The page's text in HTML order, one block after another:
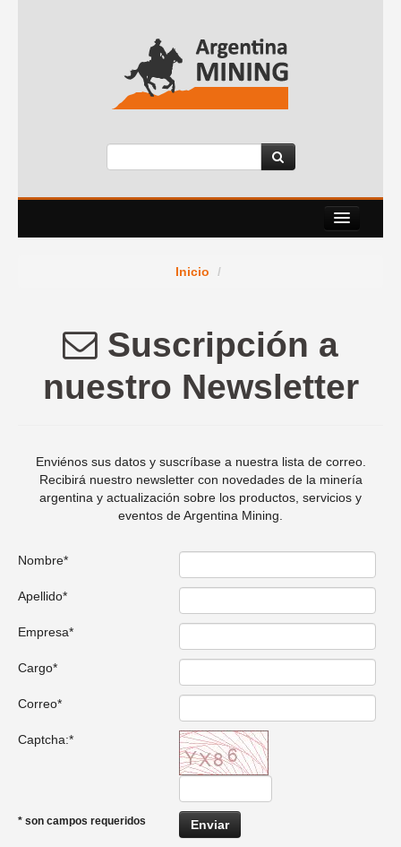
News Room
Contacto
Inicio /
Suscripción a
nuestro Newsletter
Enviénos sus datos y suscríbase a nuestra lista de correo.
Recibirá nuestro newsletter con novedades de la minería
argentina y actualización sobre los productos, servicios y
eventos de Argentina Mining.
Nombre*
Apellido*
Empresa*
Cargo*
Correo*
Captcha:*
* son campos requeridos